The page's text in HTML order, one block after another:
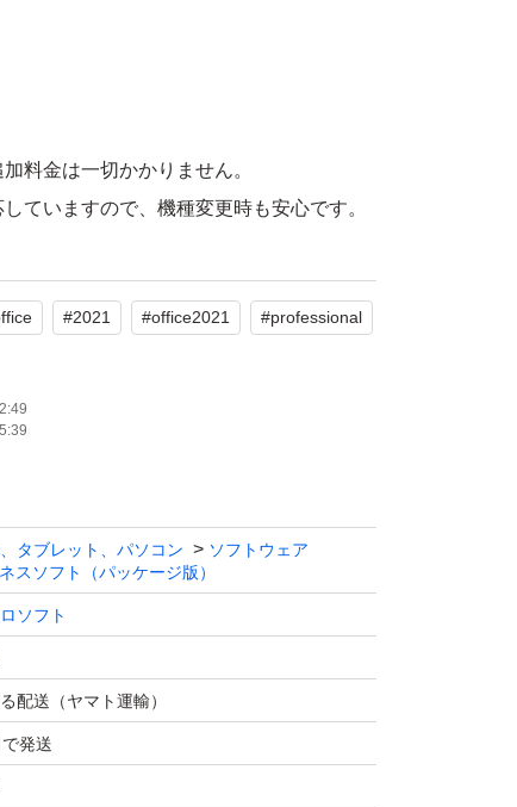
料金は一切かかりません。
ていますので、機種変更時も安心です。
Windows 11
了まで、サポートいたします。
ですので、複数枚お求めの場合はコメン
#2021 #office2021 #professional
タブレット、パソコン
ソフトウェア
スソフト（パッケージ版）
ソフト
配送（ヤマト運輸）
発送